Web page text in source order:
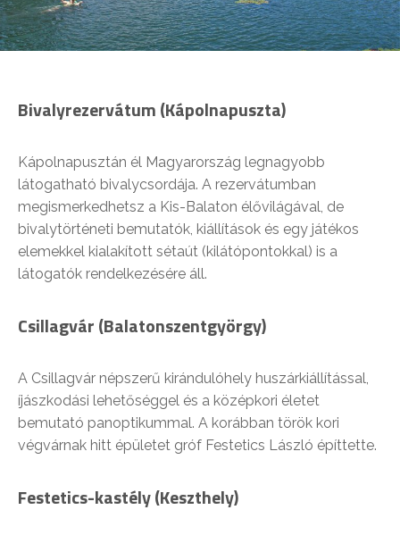
Bivalyrezervátum (Kápolnapuszta)
Kápolnapusztán él Magyarország legnagyobb
látogatható bivalycsordája. A rezervátumban
megismerkedhetsz a Kis-Balaton élővilágával, de
bivalytörténeti bemutatók, kiállítások és egy játékos
elemekkel kialakított sétaút (kilátópontokkal) is a
látogatók rendelkezésére áll.
Csillagvár (Balatonszentgyörgy)
A Csillagvár népszerű kirándulóhely huszárkiállítással,
íjászkodási lehetőséggel és a középkori életet
bemutató panoptikummal. A korábban török kori
végvárnak hitt épületet gróf Festetics László építtette.
Festetics-kastély (Keszthely)